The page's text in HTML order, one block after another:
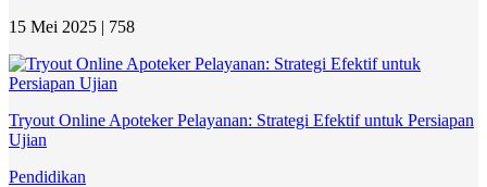
15 Mei 2025 | 758
Tryout Online Apoteker Pelayanan: Strategi Efektif untuk Persiapan
Ujian
Pendidikan